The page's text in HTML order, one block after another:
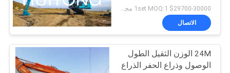
146
طن حفر التعدين الكبير
تناسب CAT374GC
EC750E PC750 SY750H
الاتصال
24M الوزن الثقيل الطول
الوصول وذراع الحفر الذراع